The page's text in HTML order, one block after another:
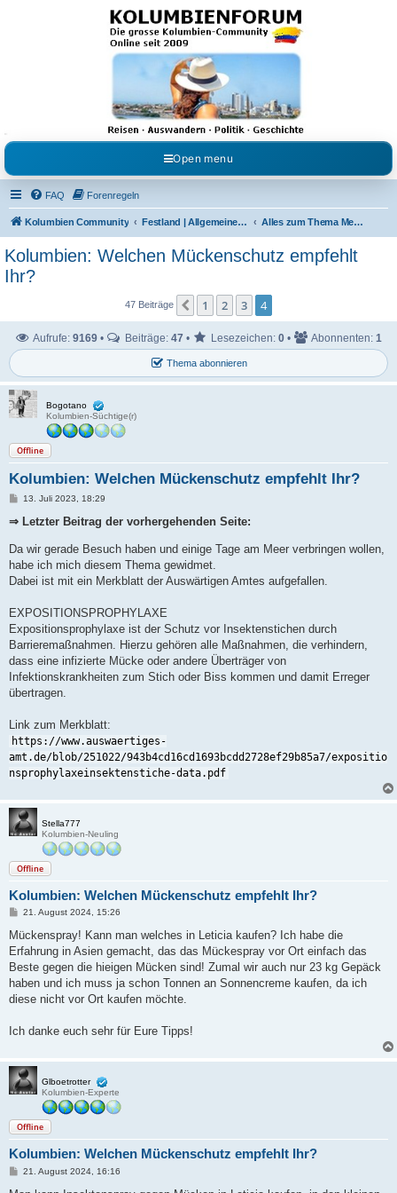
Kolumbienforum - Das
grosse Forum der
Freunde Kolumbiens
Reisen, Auswandern, Kultur, Politik, Geschichte und Visum in Kolumbien und Venezuela.
Austausch, Erfahrungen und Gemeinschaft im Kolumbienforum
Open menu
FAQ Forenregeln
Kolumbien Community Festland | Allgemeine Fragen Alles zum Thema Medizin
Kolumbien: Welchen Mückenschutz empfehlt
Ihr?
47 Beiträge Vorherige
1 2 3 4
Thema abonnieren
Aufrufe: 9169 • Beiträge: 47 • Lesezeichen: 0 • Abonnenten: 1
Bogotano
Kolumbien-Süchtige(r)
Offline
Kolumbien: Welchen Mückenschutz empfehlt Ihr?
B
a
g
13. Juli 2023, 18:29
⇒ Letzter Beitrag der vorhergehenden Seite:
Da wir gerade Besuch haben und einige Tage am Meer verbringen wollen,
habe ich mich diesem Thema gewidmet.
Dabei ist mit ein Merkblatt der Auswärtigen Amtes aufgefallen.
EXPOSITIONSPROPHYLAXE
Expositionsprophylaxe ist der Schutz vor Insektenstichen durch
Barrieremaßnahmen. Hierzu gehören alle Maßnahmen, die verhindern,
dass eine infizierte Mücke oder andere Überträger von
Infektionskrankheiten zum Stich oder Biss kommen und damit Erreger
übertragen.
Link zum Merkblatt:
https://www.auswaertiges-
amt.de/blob/251022/943b4cd16cd1693bcdd2728ef29b85a7/expositio
nsprophylaxeinsektenstiche-data.pdf
Stella777
Kolumbien-Neuling
Offline
Kolumbien: Welchen Mückenschutz empfehlt Ihr?
B
i
r
a
21. August 2024, 15:26
Mückenspray! Kann man welches in Leticia kaufen? Ich habe die
Erfahrung in Asien gemacht, das das Mückespray vor Ort einfach das
Beste gegen die hieigen Mücken sind! Zumal wir auch nur 23 kg Gepäck
haben und ich muss ja schon Tonnen an Sonnencreme kaufen, da ich
diese nicht vor Ort kaufen möchte.
Ich danke euch sehr für Eure Tipps!
Glboetrotter
Kolumbien-Experte
Offline
Kolumbien: Welchen Mückenschutz empfehlt Ihr?
B21. August 2024, 16:16